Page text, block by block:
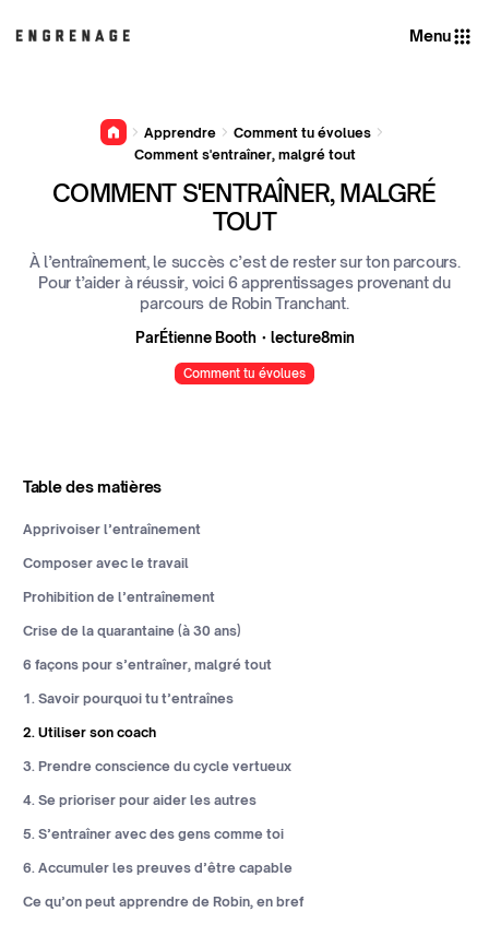
Menu
Apprendre
Comment tu évolues
Comment s'entraîner, malgré tout
COMMENT S'ENTRAÎNER, MALGRÉ
TOUT
À l’entraînement, le succès c’est de rester sur ton parcours.
Pour t’aider à réussir, voici 6 apprentissages provenant du
parcours de Robin Tranchant.
ParÉtienne Booth・ lecture8min
Comment tu évolues
Table des matières
Apprivoiser l’entraînement
Composer avec le travail
Prohibition de l’entraînement
Crise de la quarantaine (à 30 ans)
6 façons pour s’entraîner, malgré tout
1. Savoir pourquoi tu t’entraînes
2. Utiliser son coach
3. Prendre conscience du cycle vertueux
4. Se prioriser pour aider les autres
5. S’entraîner avec des gens comme toi
6. Accumuler les preuves d’être capable
Ce qu’on peut apprendre de Robin, en bref